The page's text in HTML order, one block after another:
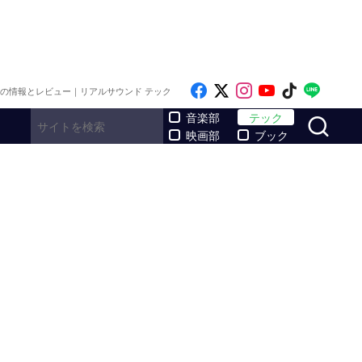
情報とレビュー｜リアルサウンド テック Like on Facebook
Follow on x
Follow on
Follow on
Follow
音楽部
映画部
テック
ブック